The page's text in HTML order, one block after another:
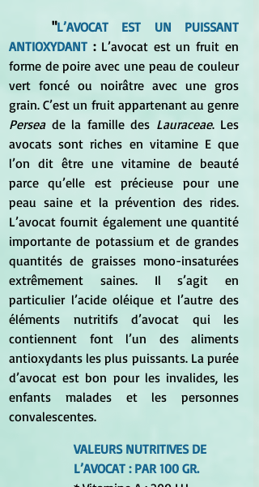
"L’AVOCAT EST UN PUISSANT
ANTIOXYDANT : L’avocat est un fruit en
forme de poire avec une peau de couleur
vert foncé ou noirâtre avec une gros
Persea de la famille des Lauraceae. Les
avocats sont riches en vitamine E que
l’on dit être une vitamine de beauté
parce qu’elle est précieuse pour une
peau saine et la prévention des rides.
L’avocat fournit également une quantité
importante de potassium et de grandes
quantités de graisses mono-insaturées
extrêmement saines. Il s’agit en
particulier l’acide oléique et l’autre des
éléments nutritifs d’avocat qui les
contiennent font l’un des aliments
antioxydants les plus puissants. La purée
d’avocat est bon pour les invalides, les
enfants malades et les personnes
convalescentes.
VALEURS NUTRITIVES DE
L’AVOCAT : PAR 100 GR.